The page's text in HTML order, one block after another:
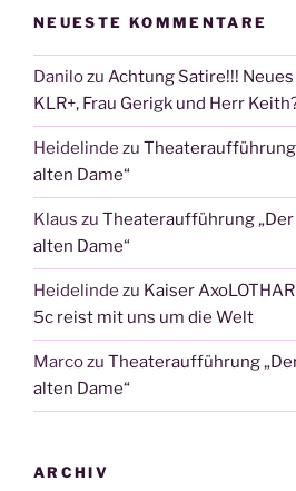
NEUESTE KOMMENTARE
Danilozu Achtung Satire!!!
KLR+, Frau Gerigk und Herr
Heidelinde zu Theateraufführung
alten Dame“
Klaus zu Theateraufführung
alten Dame“
Heidelinde zu Kaiser
5c reist mit uns um die Welt
Marcozu Theateraufführung
alten Dame“
ARCHIV